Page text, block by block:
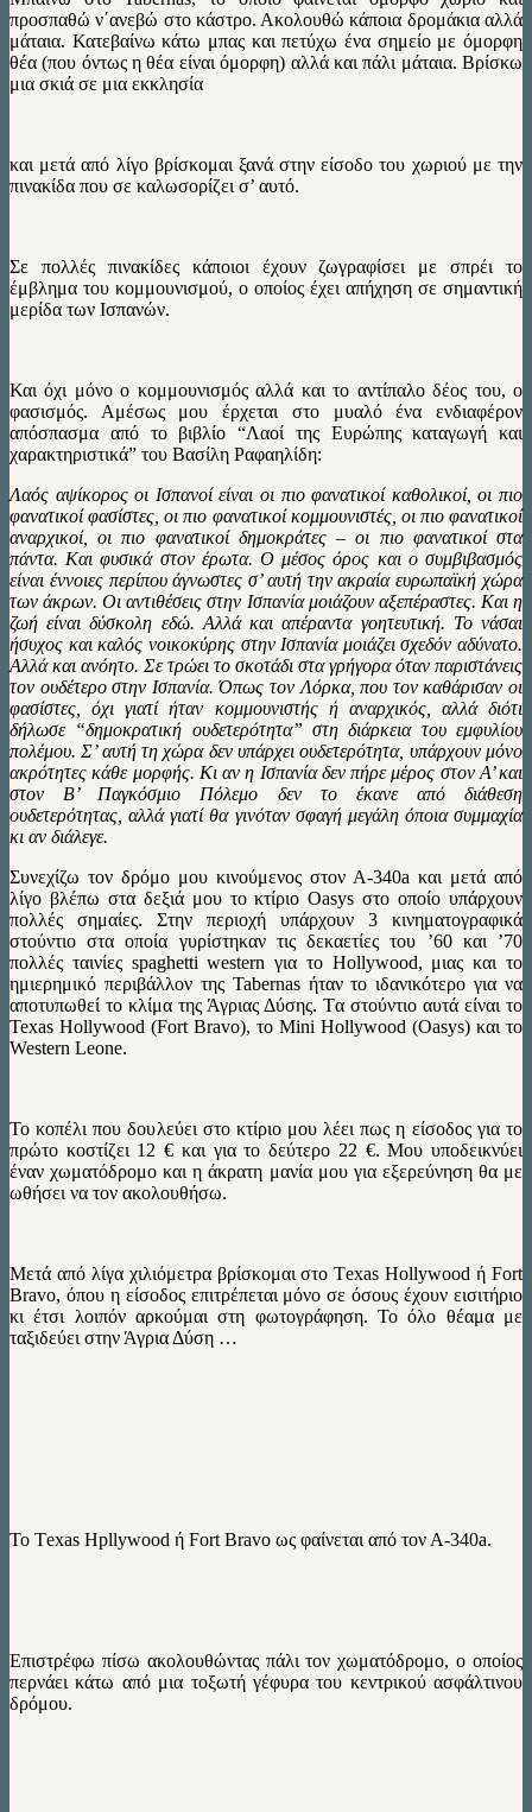
προσπαθώ ν΄ανεβώ στο κάστρο. Ακολουθώ κάποια δρομάκια αλλά
μάταια. Κατεβαίνω κάτω μπας και πετύχω ένα σημείο με όμορφη
θέα (που όντως η θέα είναι όμορφη) αλλά και πάλι μάταια. Βρίσκω
μια σκιά σε μια εκκλησία
και μετά από λίγο βρίσκομαι ξανά στην είσοδο του χωριού με την
πινακίδα που σε καλωσορίζει σ’ αυτό.
Σε πολλές πινακίδες κάποιοι έχουν ζωγραφίσει με σπρέι το
έμβλημα του κομμουνισμού, ο οποίος έχει απήχηση σε σημαντική
μερίδα των Ισπανών.
Και όχι μόνο ο κομμουνισμός αλλά και το αντίπαλο δέος του, ο
φασισμός. Αμέσως μου έρχεται στο μυαλό ένα ενδιαφέρον
απόσπασμα από το βιβλίο “Λαοί της Ευρώπης καταγωγή και
χαρακτηριστικά” του Βασίλη Ραφαηλίδη:
Λαός αψίκορος οι Ισπανοί είναι οι πιο φανατικοί καθολικοί, οι πιο
φανατικοί φασίστες, οι πιο φανατικοί κομμουνιστές, οι πιο φανατικοί
αναρχικοί, οι πιο φανατικοί δημοκράτες – οι πιο φανατικοί στα
πάντα. Και φυσικά στον έρωτα. Ο μέσος όρος και ο συμβιβασμός
είναι έννοιες περίπου άγνωστες σ’ αυτή την ακραία ευρωπαϊκή χώρα
των άκρων. Οι αντιθέσεις στην Ισπανία μοιάζουν αξεπέραστες. Και η
ζωή είναι δύσκολη εδώ. Αλλά και απέραντα γοητευτική. Το νάσαι
ήσυχος και καλός νοικοκύρης στην Ισπανία μοιάζει σχεδόν αδύνατο.
Αλλά και ανόητο. Σε τρώει το σκοτάδι στα γρήγορα όταν παριστάνεις
τον ουδέτερο στην Ισπανία. Όπως τον Λόρκα, που τον καθάρισαν οι
φασίστες, όχι γιατί ήταν κομμουνιστής ή αναρχικός, αλλά διότι
δήλωσε “δημοκρατική ουδετερότητα” στη διάρκεια του εμφυλίου
πολέμου. Σ’ αυτή τη χώρα δεν υπάρχει ουδετερότητα, υπάρχουν μόνο
ακρότητες κάθε μορφής. Κι αν η Ισπανία δεν πήρε μέρος στον Α’ και
στον Β’ Παγκόσμιο Πόλεμο δεν το έκανε από διάθεση
ουδετερότητας, αλλά γιατί θα γινόταν σφαγή μεγάλη όποια συμμαχία
κι αν διάλεγε.
Συνεχίζω τον δρόμο μου κινούμενος στον Α-340a και μετά από
λίγο βλέπω στα δεξιά μου το κτίριο Oasys στο οποίο υπάρχουν
πολλές σημαίες. Στην περιοχή υπάρχουν 3 κινηματογραφικά
στούντιο στα οποία γυρίστηκαν τις δεκαετίες του ’60 και ’70
πολλές ταινίες spaghetti western για το Hollywood, μιας και το
ημιερημικό περιβάλλον της Tabernas ήταν το ιδανικότερο για να
αποτυπωθεί το κλίμα της Άγριας Δύσης. Tα στούντιο αυτά είναι το
Texas Hollywood (Fort Bravo), το Mini Hollywood (Oasys) και το
Western Leone.
To κοπέλι που δουλεύει στο κτίριο μου λέει πως η είσοδος για το
πρώτο κοστίζει 12 € και για το δεύτερο 22 €. Μου υποδεικνύει
έναν χωματόδρομο και η άκρατη μανία μου για εξερεύνηση θα με
ωθήσει να τον ακολουθήσω.
Μετά από λίγα χιλιόμετρα βρίσκομαι στο Τexas Hollywood ή Fort
Bravo, όπου η είσοδος επιτρέπεται μόνο σε όσους έχουν εισιτήριο
κι έτσι λοιπόν αρκούμαι στη φωτογράφηση. Το όλο θέαμα με
ταξιδεύει στην Άγρια Δύση …
To Τexas Hpllywood ή Fort Bravo ως φαίνεται από τον Α-340a.
Επιστρέφω πίσω ακολουθώντας πάλι τον χωματόδρομο, ο οποίος
περνάει κάτω από μια τοξωτή γέφυρα του κεντρικού ασφάλτινου
δρόμου.